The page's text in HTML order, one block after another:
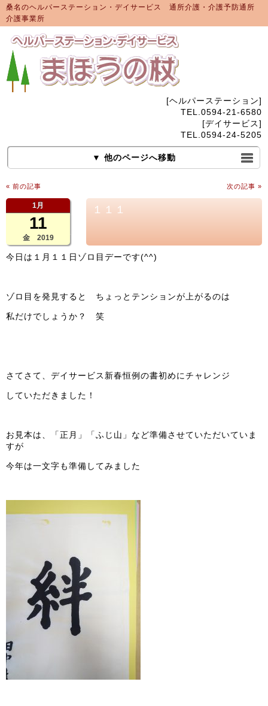
桑名のヘルパーステーション・デイサービス 通所介護・介護予防通所
介護事業所
[ヘルパーステーション]
TEL.0594-21-6580
[デイサービス]
TEL.0594-24-5205
▼ 他のページへ移動
« 前の記事 次の記事 »
1月
11
金 2019
１１１
今日は１月１１日ゾロ目デーです(^^)
ゾロ目を発見すると ちょっとテンションが上がるのは
私だけでしょうか？ 笑
さてさて、デイサービス新春恒例の書初めにチャレンジ
していただきました！
お見本は、「正月」「ふじ山」など準備させていただいていま
すが
今年は一文字も準備してみました